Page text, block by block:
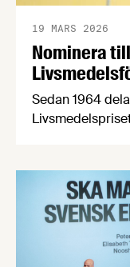
Nominera
19 MARS 2026
Sedan 1964
förutsättningar
konkurrenskraft
nominera en
april! Bland de
kommer en jury